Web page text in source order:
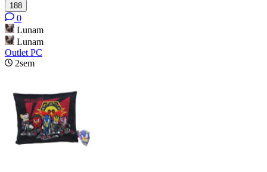
188
0
Lunam
Lunam
Outlet PC
2sem